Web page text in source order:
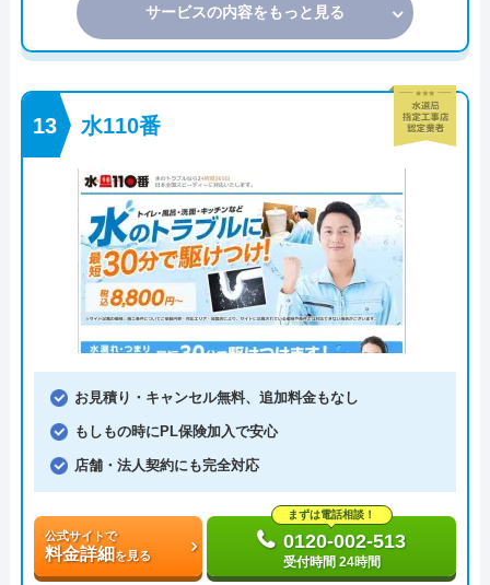
サービスの内容をもっと見る
水110番
お見積り・キャンセル無料、追加料金もなし
もしもの時にPL保険加入で安心
店舗・法人契約にも完全対応
公式サイトで
料金詳細を見る
まずは電話相談！
0120-002-513
受付時間 24時間